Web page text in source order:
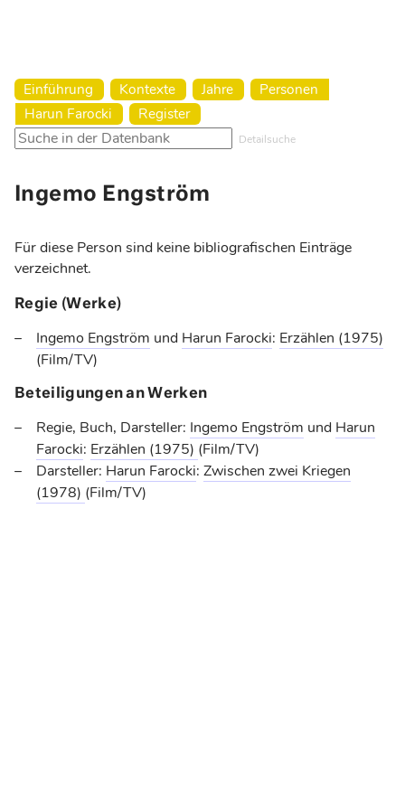
Einführung Kontexte Jahre
Personen
Harun Farocki
Register
Detailsuche
Ingemo Engström
Für diese Person sind keine bibliografischen Einträge
verzeichnet.
Regie (Werke)
Ingemo Engström und Harun Farocki: Erzählen (1975)
(Film/TV)
Beteiligungen an Werken
Regie, Buch, Darsteller: Ingemo Engström und Harun
Farocki: Erzählen (1975) (Film/TV)
Darsteller: Harun Farocki: Zwischen zwei Kriegen
(1978) (Film/TV)